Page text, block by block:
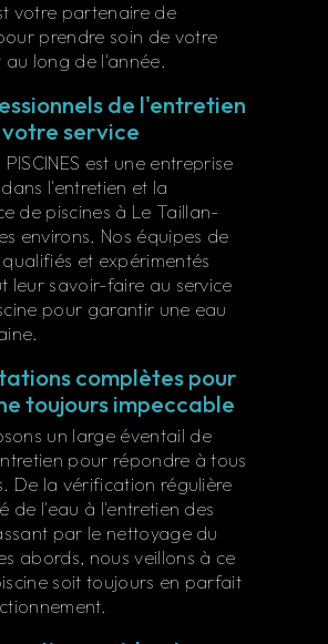
votre partenaire de
prendre soin de votre
au long de l'année.
de l'entretien
service
PISCINES est une entreprise
l'entretien et la
de piscines à Le Taillan-
environs. Nos équipes de
et expérimentés
leur savoir-faire au service
pour garantir une eau
complètes pour
toujours impeccable
un large éventail de
pour répondre à tous
De la vérification régulière
de l'eau à l'entretien des
par le nettoyage du
abords, nous veillons à ce
soit toujours en parfait